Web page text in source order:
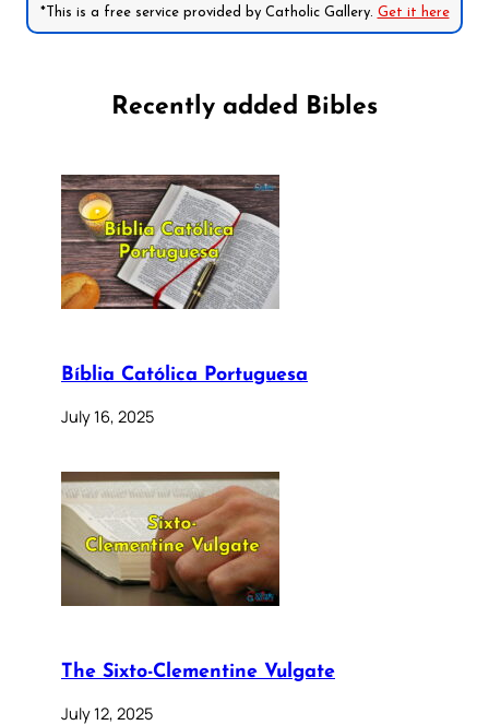
*This is a free service provided by Catholic Gallery. Get it here
Recently added Bibles
Bíblia Católica Portuguesa
July 16, 2025
The Sixto-Clementine Vulgate
July 12, 2025